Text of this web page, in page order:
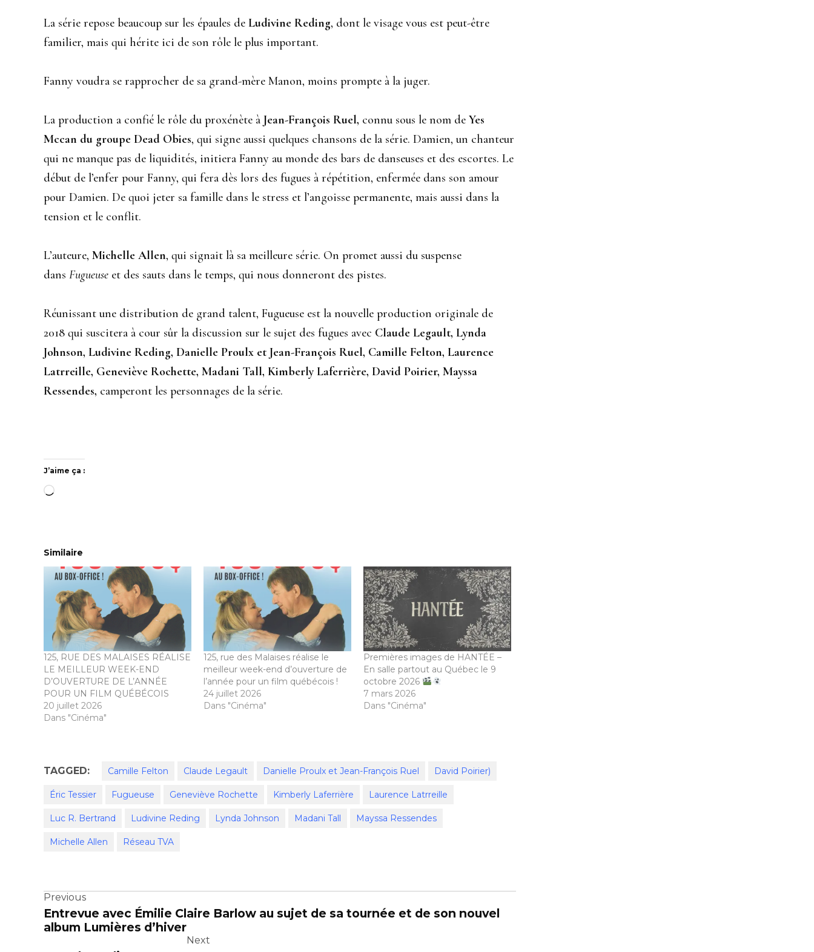
La série repose beaucoup sur les épaules de Ludivine Reding, dont le visage vous est peut-être
familier, mais qui hérite ici de son rôle le plus important.
Fanny voudra se rapprocher de sa grand-mère Manon, moins prompte à la juger.
La production a confié le rôle du proxénète à Jean-François Ruel, connu sous le nom de Yes
Mccan du groupe Dead Obies, qui signe aussi quelques chansons de la série. Damien, un chanteur
qui ne manque pas de liquidités, initiera Fanny au monde des bars de danseuses et des escortes. Le
début de l’enfer pour Fanny, qui fera dès lors des fugues à répétition, enfermée dans son amour
pour Damien. De quoi jeter sa famille dans le stress et l’angoisse permanente, mais aussi dans la
tension et le conflit.
L’auteure, Michelle Allen, qui signait là sa meilleure série. On promet aussi du suspense
dans Fugueuse et des sauts dans le temps, qui nous donneront des pistes.
Réunissant une distribution de grand talent, Fugueuse est la nouvelle production originale de
2018 qui suscitera à cour sûr la discussion sur le sujet des fugues avec Claude Legault, Lynda
Johnson, Ludivine Reding, Danielle Proulx et Jean-François Ruel, Camille Felton, Laurence
Latrreille, Geneviève Rochette, Madani Tall, Kimberly Laferrière, David Poirier, Mayssa
Ressendes, camperont les personnages de la série.
J’aime ça :
Chargement…
Similaire
125, RUE DES MALAISES RÉALISE
LE MEILLEUR WEEK-END
D’OUVERTURE DE L’ANNÉE
POUR UN FILM QUÉBÉCOIS
20 juillet 2026
Dans "Cinéma"
125, rue des Malaises réalise le
meilleur week-end d’ouverture de
l’année pour un film québécois !
24 juillet 2026
Dans "Cinéma"
Premières images de HANTÉE –
En salle partout au Québec le 9
octobre 2026
7 mars 2026
Dans "Cinéma"
TAGGED: Camille Felton Claude Legault Danielle Proulx et Jean-François Ruel David Poirier)
Éric Tessier Fugueuse Geneviève Rochette Kimberly Laferrière Laurence Latrreille
Luc R. Bertrand Ludivine Reding Lynda Johnson Madani Tall Mayssa Ressendes
Michelle Allen Réseau TVA
Navigation
de
Previous
Entrevue avec Émilie Claire Barlow au sujet de sa tournée et de son nouvel
album Lumières d’hiver
Next